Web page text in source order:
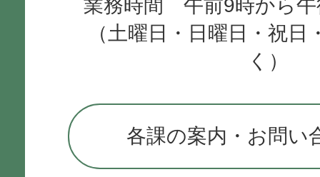
業務時間 午前9時から午
（土曜日・日曜日・祝日
く）
各課の案内・お問い